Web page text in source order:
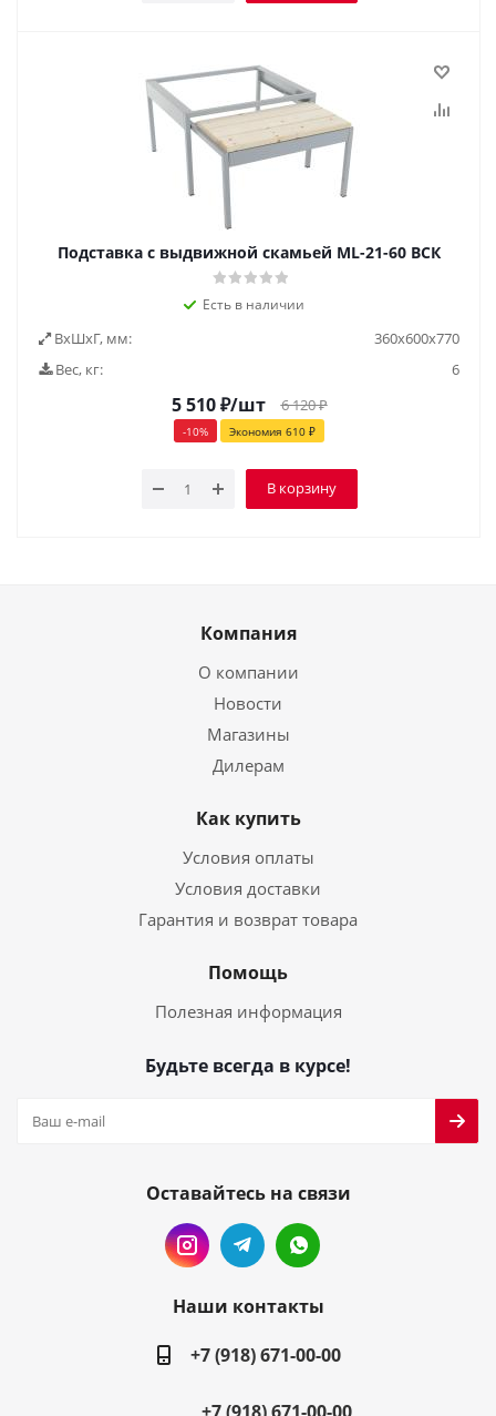
Подставка с выдвижной скамьей ML-21-60 ВСК
Есть в наличии
ВxШxГ, мм:
360x600x770
Вес, кг:
6
5 510₽/шт 6 120₽
-10% Экономия 610 ₽
В корзину
Компания
О компании
Новости
Магазины
Дилерам
Как купить
Условия оплаты
Условия доставки
Гарантия и возврат товара
Помощь
Полезная информация
Будьте всегда в курсе!
Оставайтесь на связи
Наши контакты
+7 (918) 671-00-00